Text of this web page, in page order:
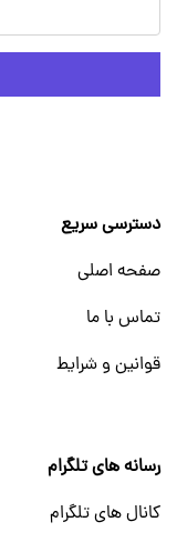
دسترسی سریع
صفحه اصلی
تماس با ما
قوانین و شرایط
رسانه های تلگرام
کانال های تلگرام